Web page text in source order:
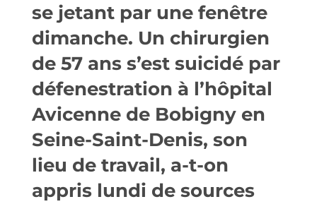
se jetant par une fenêtre
dimanche. Un chirurgien
de 57 ans s’est suicidé par
défenestration à l’hôpital
Avicenne de Bobigny en
Seine-Saint-Denis, son
lieu de travail, a-t-on
appris lundi de sources